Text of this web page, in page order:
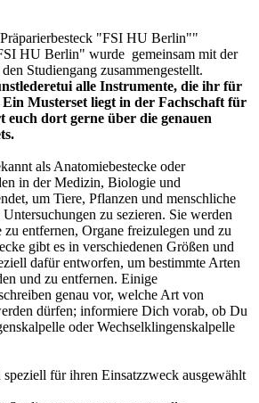
"FSI HU Berlin""
HU Berlin" wurde gemeinsam mit der
Studiengang zusammengestellt.
alle Instrumente, die ihr für
Musterset liegt in der Fachschaft für
dort gerne über die genauen
als Anatomiebestecke oder
in der Medizin, Biologie und
um Tiere, Pflanzen und menschliche
zu sezieren. Sie werden
entfernen, Organe freizulegen und zu
gibt es in verschiedenen Größen und
dafür entworfen, um bestimmte Arten
und zu entfernen. Einige
genau vor, welche Art von
dürfen; informiere Dich vorab, ob Du
oder Wechselklingenskalpelle
für ihren Einsatzzweck ausgewählt